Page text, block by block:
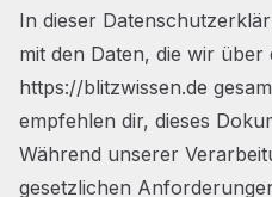
In dieser
mit den Daten, die wir über
https://blitzwissen.de
empfehlen dir, dieses
Während unserer
gesetzlichen